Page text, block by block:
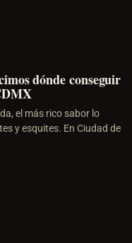
dónde conseguir
el más rico sabor lo
y esquites. En Ciudad de